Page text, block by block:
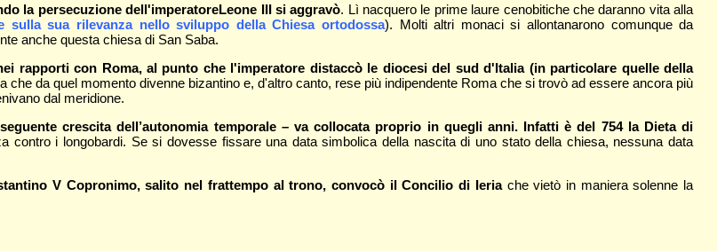
la persecuzione dell'imperatoreLeone III si aggravò. Lì nacquero le prime laure cenobitiche che daranno vita alla
sulla sua rilevanza nello sviluppo della Chiesa ortodossa). Molti altri monaci si allontanarono comunque da
anche questa chiesa di San Saba.
rapporti con Roma, al punto che l'imperatore distaccò le diocesi del sud d'Italia (in particolare quelle della
che da quel momento divenne bizantino e, d'altro canto, rese più indipendente Roma che si trovò ad essere ancora più
dal meridione.
crescita dell’autonomia temporale – va collocata proprio in quegli anni. Infatti è del 754 la Dieta di
contro i longobardi. Se si dovesse fissare una data simbolica della nascita di uno stato della chiesa, nessuna data
V Copronimo, salito nel frattempo al trono, convocò il Concilio di Ieriache vietò in maniera solenne la